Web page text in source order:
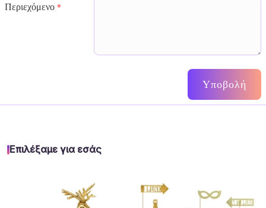
Περιεχόμενο
Υποβολή
Επιλέξαμε για εσάς